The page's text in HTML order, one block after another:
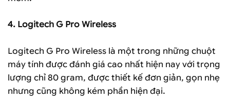
4. Logitech G Pro Wireless
Logitech G Pro Wireless là một trong những chuột
máy tính được đánh giá cao nhất hiện nay với trọng
lượng chỉ 80 gram, được thiết kế đơn giản, gọn nhẹ
nhưng cũng không kém phần hiện đại.